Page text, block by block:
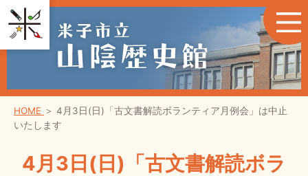
HOME ＞ 4月3日(日)「古文書解読ボランティア月例会」は中止
いたします
4月3日(日)「古文書解読ボラ